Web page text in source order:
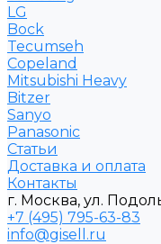
LG
Bock
Tecumseh
Copeland
Mitsubishi Heavy
Bitzer
Sanyo
Рanasonic
Статьи
Доставка и оплата
Контакты
г. Москва, ул.
+7 (495) 795-63-83
info@gisell.ru